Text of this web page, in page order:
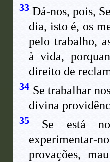
33 Dá-nos, pois,
dia, isto é, os
pelo trabalho,
à vida,
direito de
34 Se trabalhar
divina
35 Se está
experimentar-
provações,